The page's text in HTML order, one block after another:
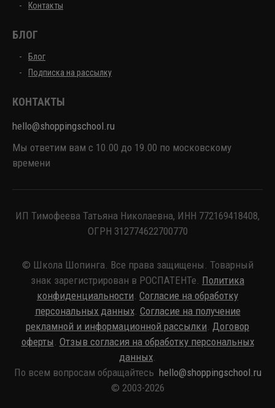
Контакты
БЛОГ
Блог
Подписка на рассылку
КОНТАКТЫ
hello@shoppingschool.ru
Мы ответим вам с 10.00 до 19.00 по московскому
времени
ИП Тимофеева Татьяна Николаевна, ИНН 772169418408,
ОГРН 312774622700770
© Школа Шопинга. Все права защищены. Товарный
знак зарегистрирован в РОСПАТЕНТе. Политика
конфиденциальности Согласие на обработку
персональных данных. Согласие на получение
рекламной и информационной рассылки Договор
оферты Отзыв согласия на обработку персональных
данных
По всем вопросам обращайтесь hello@shoppingschool.ru
© 2003-2026